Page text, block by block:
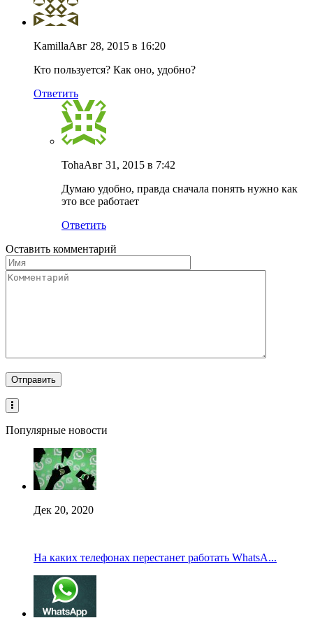
KamillaАвг 28, 2015 в 16:20
Кто пользуется? Как оно, удобно?
Ответить
TohaАвг 31, 2015 в 7:42
Думаю удобно, правда сначала понять нужно как
это все работает
Ответить
Оставить комментарий
Популярные новости
Дек 20, 2020
На каких телефонах перестанет работать WhatsA...